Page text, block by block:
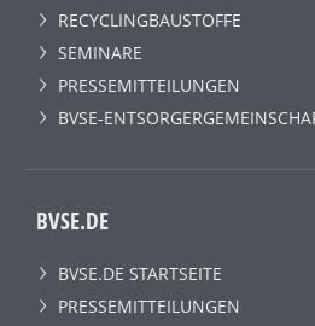
RECYCLINGBAUSTOFFE
SEMINARE
PRESSEMITTEILUNGEN
BVSE-
BVSE.DE
BVSE.DE STARTSEITE
PRESSEMITTEILUNGEN